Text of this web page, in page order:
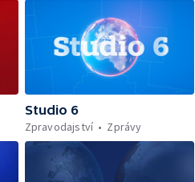
Studio 6
Zpravodajství
Zprávy